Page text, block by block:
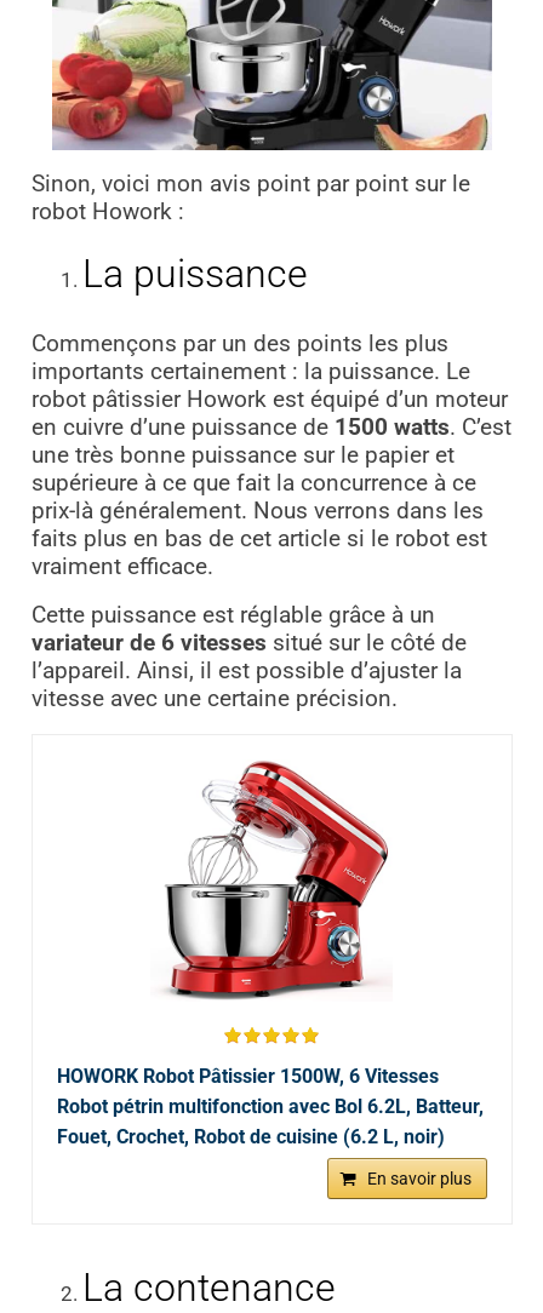
Sinon, voici mon avis point par point sur le
robot Howork :
La puissance
Commençons par un des points les plus
importants certainement : la puissance. Le
robot pâtissier Howork est équipé d’un moteur
en cuivre d’une puissance de 1500 watts. C’est
une très bonne puissance sur le papier et
supérieure à ce que fait la concurrence à ce
prix-là généralement. Nous verrons dans les
faits plus en bas de cet article si le robot est
vraiment efficace.
Cette puissance est réglable grâce à un
variateur de 6 vitesses situé sur le côté de
l’appareil. Ainsi, il est possible d’ajuster la
vitesse avec une certaine précision.
HOWORK Robot Pâtissier 1500W, 6 Vitesses
Robot pétrin multifonction avec Bol 6.2L, Batteur,
Fouet, Crochet, Robot de cuisine (6.2 L, noir)
En savoir plus
La contenance